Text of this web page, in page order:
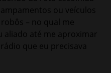
ou veículos
– no qual me
aliado até me aproximar
que eu precisava